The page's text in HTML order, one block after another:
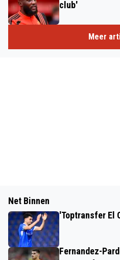
club'
Meer
Net Binnen
'Toptransfer El
Fernandez-